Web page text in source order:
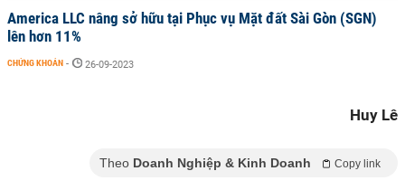
America LLC nâng sở hữu tại Phục vụ Mặt đất Sài Gòn (SGN)
lên hơn 11%
CHỨNG KHOÁN - 26-09-2023
Huy Lê
Theo Doanh Nghiệp & Kinh Doanh Copy link